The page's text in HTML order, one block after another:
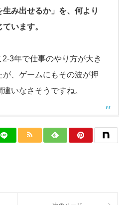
み出せるか」を、何より
います。
3年で仕事のやり方が大き
が、ゲームにもその波が押
いなさそうですね。